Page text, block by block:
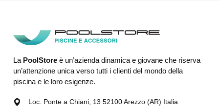
La PoolStoreè un’azienda dinamica e giovane che riserva
un’attenzione unica verso tutti i clienti del mondo della
piscina e le loro esigenze.
Loc. Ponte a Chiani, 13 52100 Arezzo (AR) Italia